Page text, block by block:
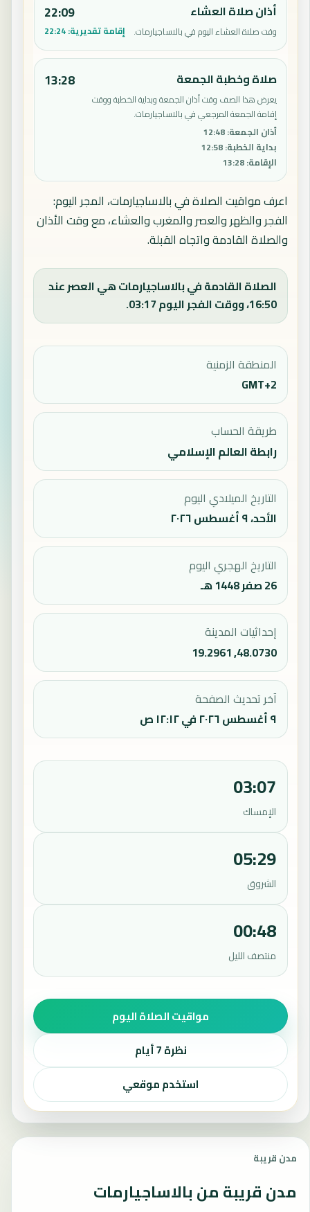
أذان صلاة العشاء
وقت صلاة العشاء اليوم في بالاساجيارمات.
22:09
إقامة تقديرية:22:24
صلاة وخطبة الجمعة
يعرض هذا الصف وقت أذان الجمعة وبداية الخطبة ووقت
إقامة الجمعة المرجعي في بالاساجيارمات.
أذان الجمعة:
12:48
بداية الخطبة:
12:58
الإقامة:
13:28
13:28
اعرف مواقيت الصلاة في بالاساجيارمات، المجر اليوم:
الفجر والظهر والعصر والمغرب والعشاء، مع وقت الأذان
والصلاة القادمة واتجاه القبلة.
الصلاة القادمة في بالاساجيارمات هي العصر عند
16:50، ووقت الفجر اليوم 03:17.
المنطقة الزمنية
GMT+2
طريقة الحساب
رابطة العالم الإسلامي
التاريخ الميلادي اليوم
الأحد، ٩ أغسطس ٢٠٢٦
التاريخ الهجري اليوم
26 صفر 1448 هـ
إحداثيات المدينة
48.0730, 19.2961
آخر تحديث الصفحة
٩ أغسطس ٢٠٢٦ في ١٢:١٢ ص
03:07
الإمساك
05:29
الشروق
00:48
منتصف الليل
مواقيت الصلاة اليوم
نظرة 7 أيام
استخدم موقعي
مدن قريبة
مدن قريبة من بالاساجيارمات